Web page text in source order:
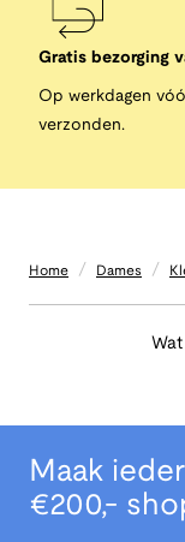
Gratis bezorging
Op werkdagen
verzonden.
Home / Dames /
Maak
€200,-